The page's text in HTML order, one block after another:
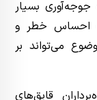
جوجه‌آوری بسیار
احساس خطر و
می‌تواند بر
قایق‌های